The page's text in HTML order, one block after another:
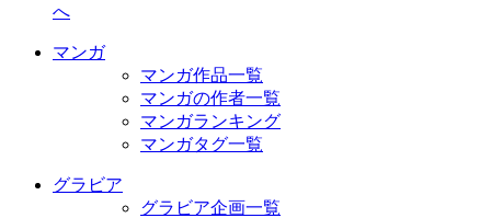
へ
マンガ
マンガ作品一覧
マンガの作者一覧
マンガランキング
マンガタグ一覧
グラビア
グラビア企画一覧